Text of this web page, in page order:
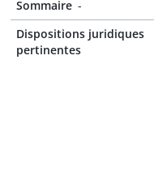
Sommaire -
Dispositions juridiques
pertinentes